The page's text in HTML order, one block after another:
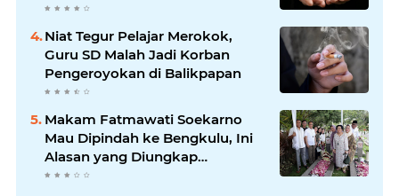
Niat Tegur Pelajar Merokok,
Guru SD Malah Jadi Korban
Pengeroyokan di Balikpapan
Makam Fatmawati Soekarno
Mau Dipindah ke Bengkulu, Ini
Alasan yang Diungkap
Gubernur